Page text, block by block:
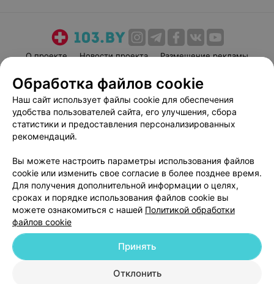
О проекте Новости проекта
Размещение рекламы
Пользовательское соглашение
Способы оплаты
Вакансии
Партнеры
Написать руководителю 103.by
Персональные настройки cookie
Обработка персональных данных
© 2026 ООО «Артокс Лаб», УНП 191700409| 220012, Республика Беларусь,
г. Минск, улица Толбухина, 2, пом. 16 | help@103.by
Обработка файлов cookie
Наш сайт использует файлы cookie для обеспечения
удобства пользователей сайта, его улучшения, сбора
статистики и предоставления персонализированных
рекомендаций.
Вы можете настроить параметры использования файлов
cookie или изменить свое согласие в более позднее время.
Для получения дополнительной информации о целях,
сроках и порядке использования файлов cookie вы
можете ознакомиться с нашей Политикой обработки
файлов cookie
Отклонить
Принять